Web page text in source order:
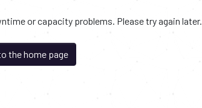
or capacity problems. Please try again later.
the home page